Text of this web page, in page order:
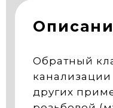
Обратный
других